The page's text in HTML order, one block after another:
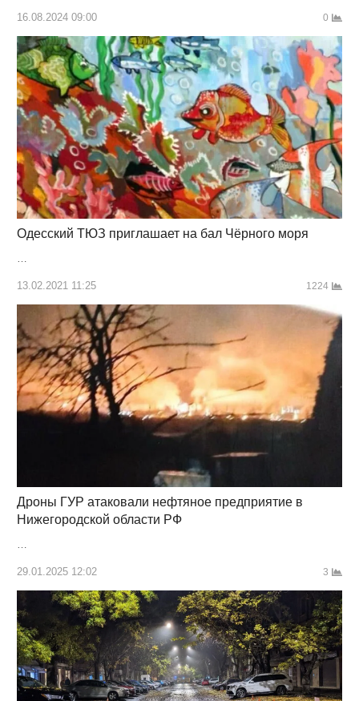
16.08.2024 09:00 0
Одесский ТЮЗ приглашает на бал Чёрного моря
13.02.2021 11:25 1224
Дроны ГУР атаковали нефтяное предприятие в
Нижегородской области РФ
29.01.2025 12:02 3